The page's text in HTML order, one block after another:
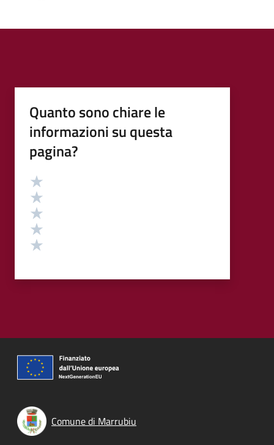
Quanto sono chiare le
informazioni su questa
pagina?
Valutazione
Comune di Marrubiu